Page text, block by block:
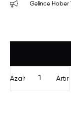
Gelince Haber
Artır
Azalt